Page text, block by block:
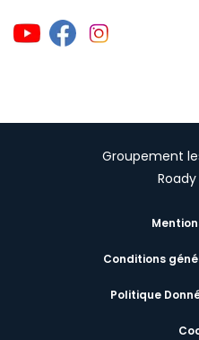
Groupement
Conditions
Politique